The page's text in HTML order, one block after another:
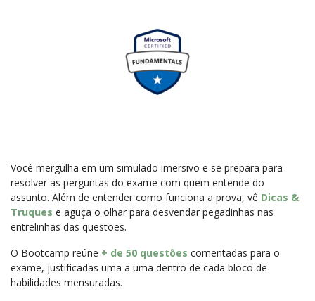
Você mergulha em um simulado imersivo e se prepara para
resolver as perguntas do exame com quem entende do
assunto. Além de entender como funciona a prova, vê Dicas &
Truques e aguça o olhar para desvendar pegadinhas nas
entrelinhas das questões.
O Bootcamp reúne + de 50 questões comentadas para o
exame, justificadas uma a uma dentro de cada bloco de
habilidades mensuradas.